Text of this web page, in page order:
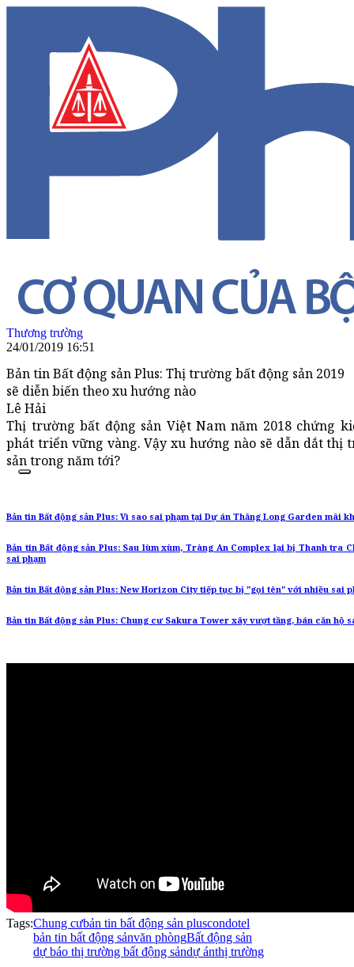
Thương trường
24/01/2019 16:51
Bản tin Bất động sản Plus: Thị trường bất động sản 2019
sẽ diễn biến theo xu hướng nào
Lê Hải
Thị trường bất động sản Việt Nam năm 2018 chứng
phát triển vững vàng. Vậy xu hướng nào sẽ dẫn dắt thị
sản trong năm tới?
Bản tin Bất động sản Plus: Vì sao sai phạm tại Dự án Thăng Long Garden mãi
Bản tin Bất động sản Plus: Sau lùm xùm, Tràng An Complex lại bị Thanh tra
sai phạm
Bản tin Bất động sản Plus: New Horizon City tiếp tục bị "gọi tên" với nhiều sai
Bản tin Bất động sản Plus: Chung cư Sakura Tower xây vượt tầng, bán căn hộ
Tags:Chung cưbản tin bất động sản pluscondotel
bản tin bất động sảnvăn phòngBất động sản
dự báo thị trường bất động sảndự ánthị trường